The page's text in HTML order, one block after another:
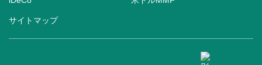
サイトマップ